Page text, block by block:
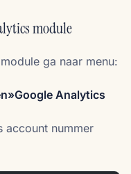
module
ga naar menu:
Analytics
account nummer